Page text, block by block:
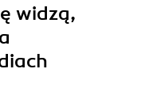
widzą,